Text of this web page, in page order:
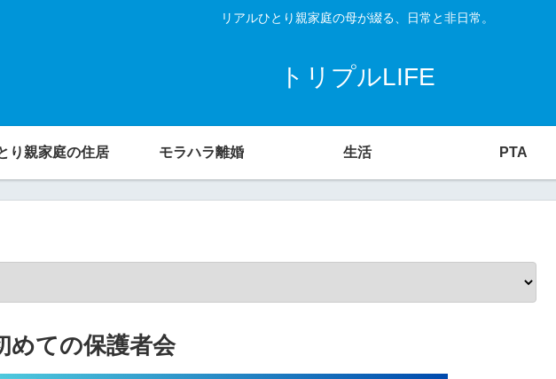
リアルひとり親家庭の母が綴る、日常と非日常。
トリプルLIFE
り親家庭の住居 モラハラ離婚 生活 PTA
めての保護者会